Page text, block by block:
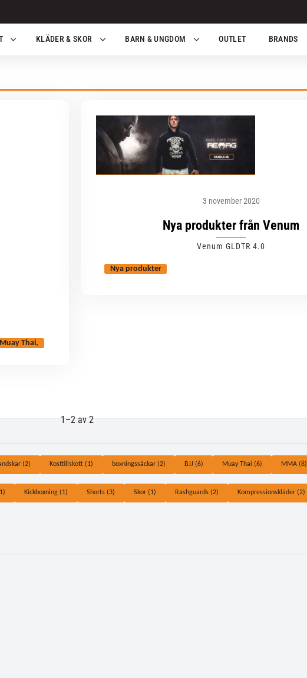
KLÄDER & SKOR BARN & UNGDOM OUTLET BRANDS
Muay Thai
3 november 2020
Nya produkter från Venum
Venum GLDTR 4.0
Nya produkter
1–2 av 2
(2) Kosttillskott (1) boxningssäckar (2) BJJ (6) Muay Thai (6) MMA (8)
Kickboxning (1) Shorts (3) Skor (1) Rashguards (2) Kompressionskläder (2)